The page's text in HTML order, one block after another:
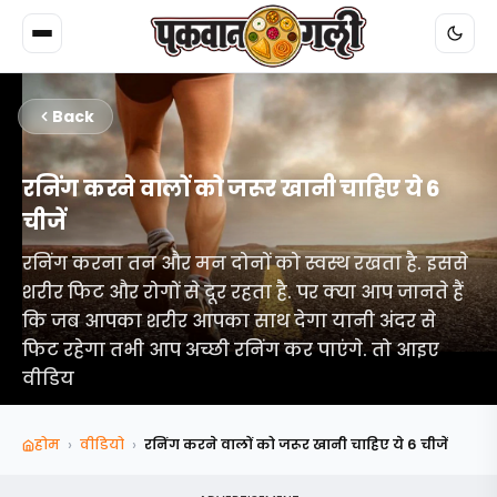
Back
रनिंग करने वालों को जरूर खानी चाहिए ये 6
चीजें
रनिंग करना तन और मन दोनों को स्वस्थ रखता है. इससे
शरीर फिट और रोगों से दूर रहता है. पर क्या आप जानते हैं
कि जब आपका शरीर आपका साथ देगा यानी अंदर से
फिट रहेगा तभी आप अच्छी रनिंग कर पाएंगे. तो आइए
वीडिय
होम › वीडियो › रनिंग करने वालों को जरूर खानी चाहिए ये 6 चीजें